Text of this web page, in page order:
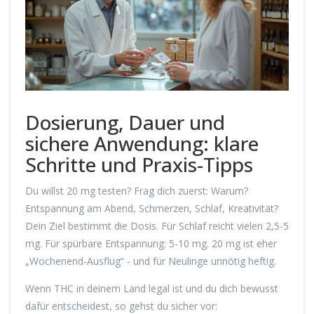
Dosierung, Dauer und
sichere Anwendung: klare
Schritte und Praxis-Tipps
Du willst 20 mg testen? Frag dich zuerst: Warum?
Entspannung am Abend, Schmerzen, Schlaf, Kreativität?
Dein Ziel bestimmt die Dosis. Für Schlaf reicht vielen 2,5-5
mg. Für spürbare Entspannung: 5-10 mg. 20 mg ist eher
„Wochenend-Ausflug“ - und für Neulinge unnötig heftig.
Wenn THC in deinem Land legal ist und du dich bewusst
dafür entscheidest, so gehst du sicher vor: